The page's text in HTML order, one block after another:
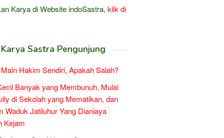
Karya di Website indoSastra, klik di
Karya Sastra Pengunjung
Hakim Sendiri, Apakah Salah?
Banyak yang Membunuh, Mulai
di Sekolah yang Mematikan, dan
Waduk Jatiluhur Yang Dianiaya
Kejam